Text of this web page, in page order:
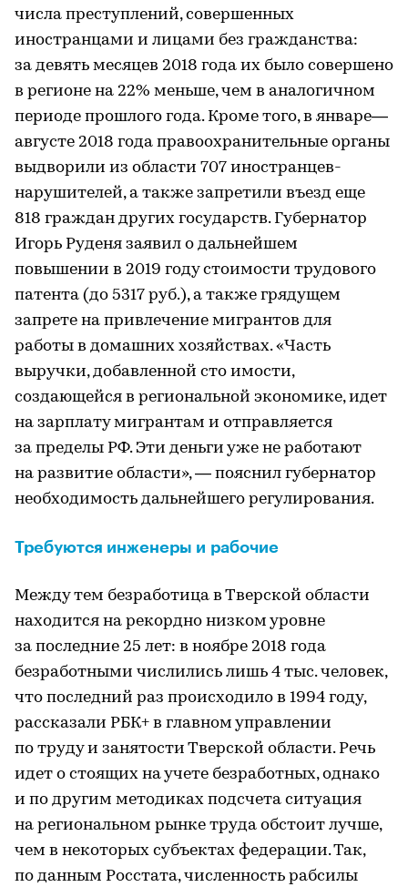
числа преступлений, совершенных
иностранцами и лицами без гражданства:
за девять месяцев 2018 года их было совершено
в регионе на 22% меньше, чем в аналогичном
периоде прошлого года. Кроме того, в январе—
августе 2018 года правоохранительные органы
выдворили из области 707 иностранцев-
нарушителей, а также запретили въезд еще
818 граждан других государств. Губернатор
Игорь Руденя заявил о дальнейшем
повышении в 2019 году стоимости трудового
патента (до 5317 руб.), а также грядущем
запрете на привлечение мигрантов для
работы в домашних хозяйствах. «Часть
выручки, добавленной сто имости,
создающейся в региональной экономике, идет
на зарплату мигрантам и отправляется
за пределы РФ. Эти деньги уже не работают
на развитие области», — пояснил губернатор
необходимость дальнейшего регулирования.
Требуются инженеры и рабочие
Между тем безработица в Тверской области
находится на рекордно низком уровне
за последние 25 лет: в ноябре 2018 года
безработными числились лишь 4 тыс. человек,
что последний раз происходило в 1994 году,
рассказали РБК+ в главном управлении
по труду и занятости Тверской области. Речь
идет о стоящих на учете безработных, однако
и по другим методиках подсчета ситуация
на региональном рынке труда обстоит лучше,
чем в некоторых субъектах федерации. Так,
по данным Росстата, численность рабсилы